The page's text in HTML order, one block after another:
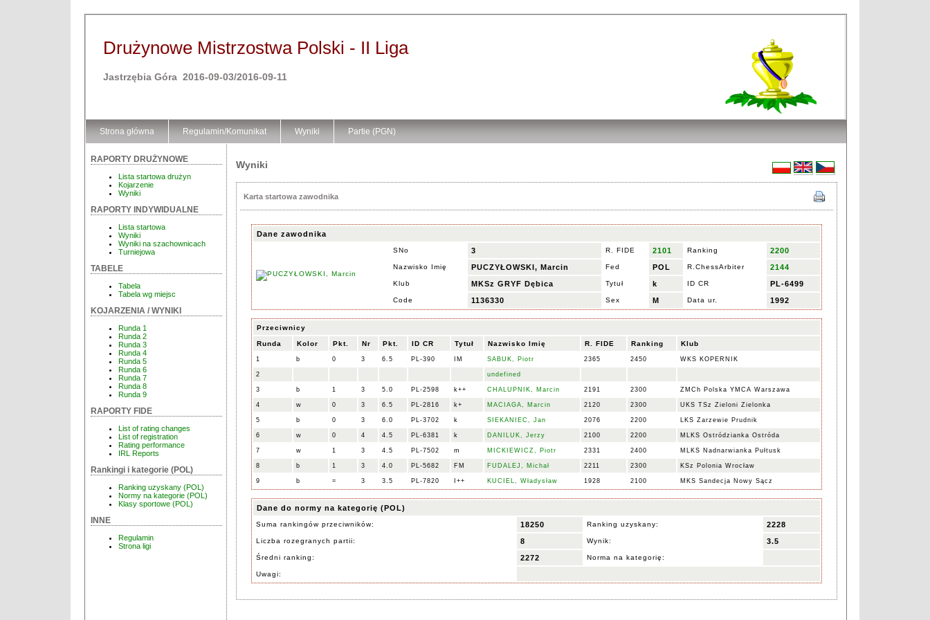
Drużynowe Mistrzostwa Polski - II Liga
Jastrzębia Góra 2016-09-03/2016-09-11
Strona główna Regulamin/Komunikat Wyniki Partie (PGN)
RAPORTY DRUŻYNOWE
Lista startowa drużyn
Kojarzenie
Wyniki
RAPORTY INDYWIDUALNE
Lista startowa
Wyniki
Wyniki na szachownicach
Turniejowa
TABELE
Tabela
Tabela wg miejsc
KOJARZENIA / WYNIKI
Runda 1
Runda 2
Runda 3
Runda 4
Runda 5
Runda 6
Runda 7
Runda 8
Runda 9
RAPORTY FIDE
List of rating changes
List of registration
Rating performance
IRL Reports
Rankingi i kategorie (POL)
Ranking uzyskany (POL)
Normy na kategorie (POL)
Klasy sportowe (POL)
INNE
Regulamin
Strona ligi
Wyniki
Karta startowa zawodnika
Dane zawodnika
SNo 3 R. FIDE 2101 Ranking 2200
Nazwisko Imię PUCZYŁOWSKI, Marcin Fed POL R.ChessArbiter 2144
Klub MKSz GRYF Dębica Tytuł k ID CR PL-6499
Code 1136330 Sex M Data ur. 1992
Przeciwnicy
Runda Kolor Pkt. Nr Pkt. ID CR Tytuł Nazwisko Imię R. FIDE Ranking Klub
1 b 0 3 6.5 PL-390 IM SABUK, Piotr 2365 2450 WKS KOPERNIK
2 undefined
3 b 1 3 5.0 PL-2598 k++ CHALUPNIK, Marcin 2191 2300 ZMCh Polska YMCA Warszawa
4 w 0 3 6.5 PL-2816 k+ MACIAGA, Marcin 2120 2300 UKS TSz Zieloni Zielonka
5 b 0 3 6.0 PL-3702 k SIEKANIEC, Jan 2076 2200 LKS Zarzewie Prudnik
6 w 0 4 4.5 PL-6381 k DANILUK, Jerzy 2100 2200 MLKS Ostródzianka Ostróda
7 w 1 3 4.5 PL-7502 m MICKIEWICZ, Piotr 2331 2400 MLKS Nadnarwianka Pułtusk
8 b 1 3 4.0 PL-5682 FM FUDALEJ, Michał 2211 2300 KSz Polonia Wrocław
9 b = 3 3.5 PL-7820 I++ KUCIEL, Władysław 1928 2100 MKS Sandecja Nowy Sącz
Dane do normy na kategorię (POL)
Suma rankingów przeciwników: 18250 Ranking uzyskany: 2228
Liczba rozegranych partii: 8 Wynik: 3.5
Średni ranking: 2272 Norma na kategorię:
Uwagi: